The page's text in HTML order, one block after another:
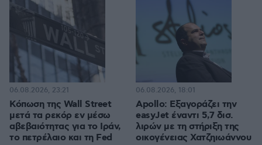
Κόπωση της Wall Street
μετά τα ρεκόρ εν μέσω
αβεβαιότητας για το Ιράν,
το πετρέλαιο και τη Fed
06.08.2026, 23:21
Apollo: Εξαγοράζει την
easyJet έναντι 5,7 δισ.
λιρών με τη στήριξη της
οικογένειας Χατζηιωάννου
06.08.2026, 18:01